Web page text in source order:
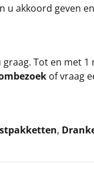
akkoord geven
Tot en met
of vraag
,